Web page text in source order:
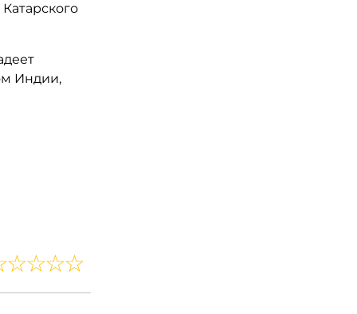
Индии,